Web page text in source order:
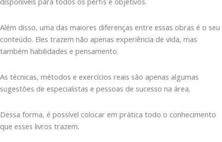
Além disso, uma das maiores diferenças entre essas obras é o seu
conteúdo. Eles trazem não apenas experiência de vida, mas
também habilidades e pensamento.
As técnicas, métodos e exercícios reais são apenas algumas
sugestões de especialistas e pessoas de sucesso na área.
Dessa forma, é possível colocar em prática todo o conhecimento
que esses livros trazem.